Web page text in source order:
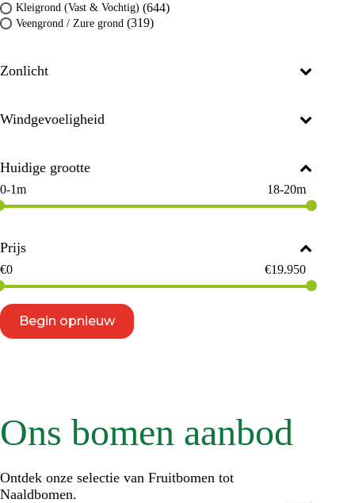
Ons bomen aanbod
Ontdek onze selectie van Fruitbomen tot
Naaldbomen.
Kleigrond (Vast & Vochtig) (644)
Veengrond / Zure grond (319)
Zonlicht
Windgevoeligheid
Huidige grootte
0-1m 18-20m
Prijs
€0 €19.950
Begin opnieuw